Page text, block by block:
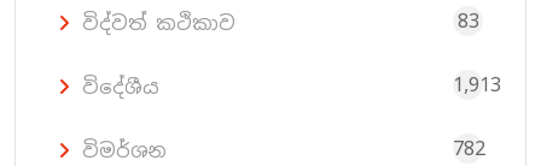
විද්වත් කථිකාව 83
විදේශීය 1,913
විමර්ශන 782